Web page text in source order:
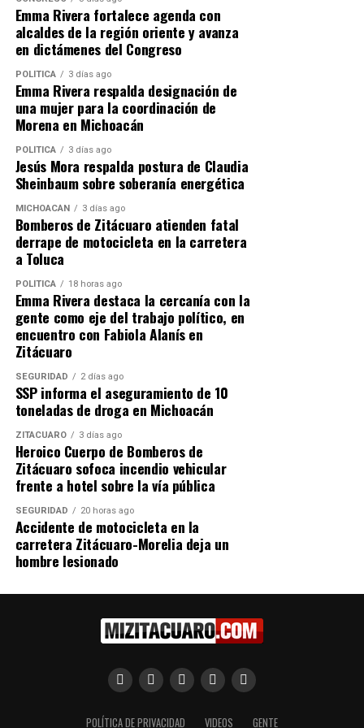
manera justa”, afirmó.
La aprobación de esta reforma representa un paso
significativo para garantizar que las nuevas
generaciones cuenten con herramientas para su
crecimiento profesional y personal, alineándose con los
objetivos de justicia social del gobierno federal.
Comparte con:
Me gusta esto:
RELATED TOPICS:
UP NEXT
Primer Foro “Unidas” del PVEM en Zitácuaro Empodera a
las Mujeres
DON'T MISS
PRD Michoacán garantiza paridad de género en su
Emma Rivera fortalece agenda con
alcaldes de la región oriente y avanza
en dictámenes del Congreso
POLÍTICA 3 días ago
Emma Rivera respalda designación de
una mujer para la coordinación de
Morena en Michoacán
POLÍTICA 3 días ago
Jesús Mora respalda postura de Claudia
Sheinbaum sobre soberanía energética
MICHOACÁN 3 días ago
Bomberos de Zitácuaro atienden fatal
derrape de motocicleta en la carretera
a Toluca
POLÍTICA 18 horas ago
Emma Rivera destaca la cercanía con la
gente como eje del trabajo político, en
encuentro con Fabiola Alanís en
Zitácuaro
SEGURIDAD 2 días ago
SSP informa el aseguramiento de 10
toneladas de droga en Michoacán
ZITÁCUARO 3 días ago
Heroico Cuerpo de Bomberos de
Zitácuaro sofoca incendio vehicular
frente a hotel sobre la vía pública
SEGURIDAD 20 horas ago
Accidente de motocicleta en la
carretera Zitácuaro-Morelia deja un
hombre lesionado
POLÍTICA DE PRIVACIDAD VIDEOS GENTE